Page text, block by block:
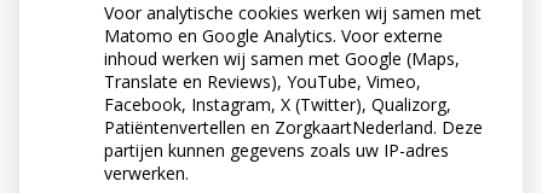
Voor analytische cookies werken wij samen met
Matomo en Google Analytics. Voor externe
inhoud werken wij samen met Google (Maps,
Translate en Reviews), YouTube, Vimeo,
Facebook, Instagram, X (Twitter), Qualizorg,
Patiëntenvertellen en ZorgkaartNederland. Deze
partijen kunnen gegevens zoals uw IP-adres
verwerken.